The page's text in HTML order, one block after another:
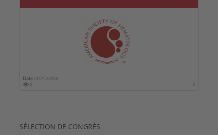
Date :01/12/2018
0
0
SÉLECTION DE CONGRÈS